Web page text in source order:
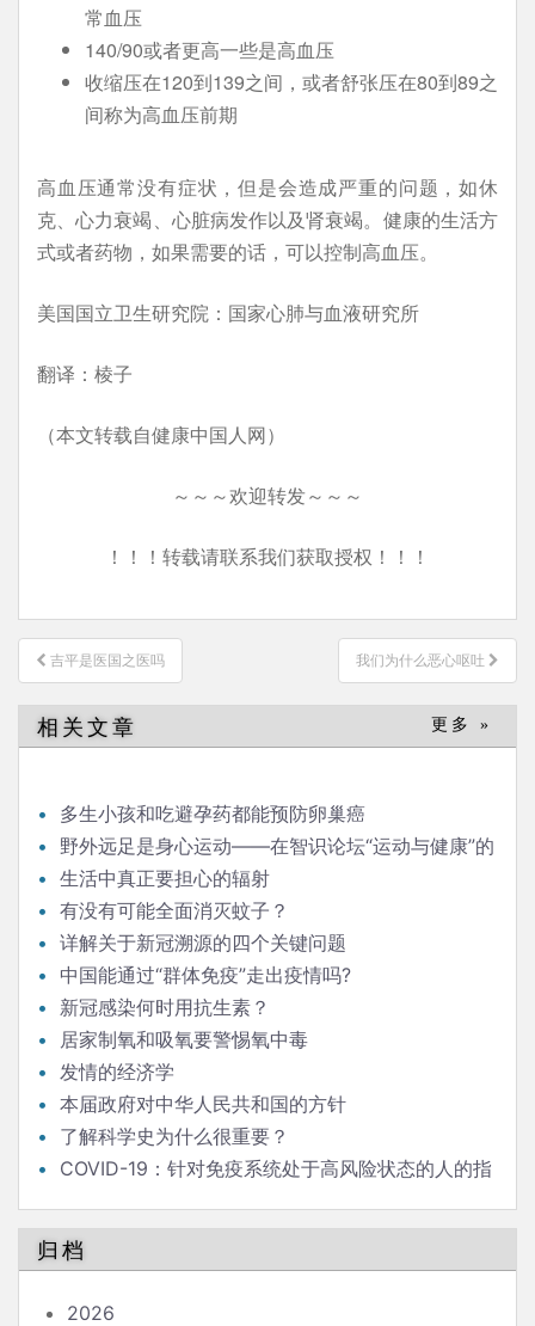
常血压
140/90或者更高一些是高血压
收缩压在120到139之间，或者舒张压在80到89之
间称为高血压前期
高血压通常没有症状，但是会造成严重的问题，如休
克、心力衰竭、心脏病发作以及肾衰竭。健康的生活方
式或者药物，如果需要的话，可以控制高血压。
美国国立卫生研究院：国家心肺与血液研究所
翻译：棱子
（本文转载自健康中国人网）
～～～欢迎转发～～～
！！！转载请联系我们获取授权！！！
文
章
导
航
吉平是医国之医吗 我们为什么恶心呕吐
相关文章 更多 »
多生小孩和吃避孕药都能预防卵巢癌
野外远足是身心运动——在智识论坛“运动与健康”的
发言生活中真正要担心的辐射
有没有可能全面消灭蚊子？
详解关于新冠溯源的四个关键问题
中国能通过“群体免疫”走出疫情吗?
新冠感染何时用抗生素？
居家制氧和吸氧要警惕氧中毒
发情的经济学
本届政府对中华人民共和国的方针
了解科学史为什么很重要？
COVID-19：针对免疫系统处于高风险状态的人的指
归档
2026